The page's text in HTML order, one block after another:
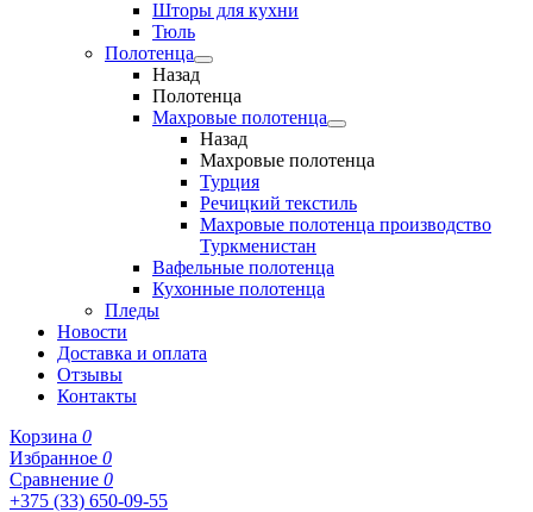
Шторы для кухни
Тюль
Полотенца
Назад
Полотенца
Махровые полотенца
Назад
Махровые полотенца
Турция
Речицкий текстиль
Махровые полотенца производство
Туркменистан
Вафельные полотенца
Кухонные полотенца
Пледы
Новости
Доставка и оплата
Отзывы
Контакты
Корзина 0
Избранное 0
Сравнение 0
+375 (33) 650-09-55